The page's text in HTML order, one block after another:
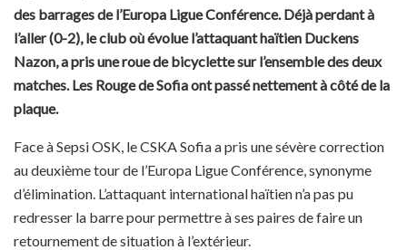
des barrages de l’Europa Ligue Conférence. Déjà perdant à
l’aller (0-2), le club où évolue l’attaquant haïtien Duckens
Nazon, a pris une roue de bicyclette sur l’ensemble des deux
matches. Les Rouge de Sofia ont passé nettement à côté de la
plaque.
Face à Sepsi OSK, le CSKA Sofia a pris une sévère correction
au deuxième tour de l’Europa Ligue Conférence, synonyme
d’élimination. L’attaquant international haïtien n’a pas pu
redresser la barre pour permettre à ses paires de faire un
retournement de situation à l’extérieur.